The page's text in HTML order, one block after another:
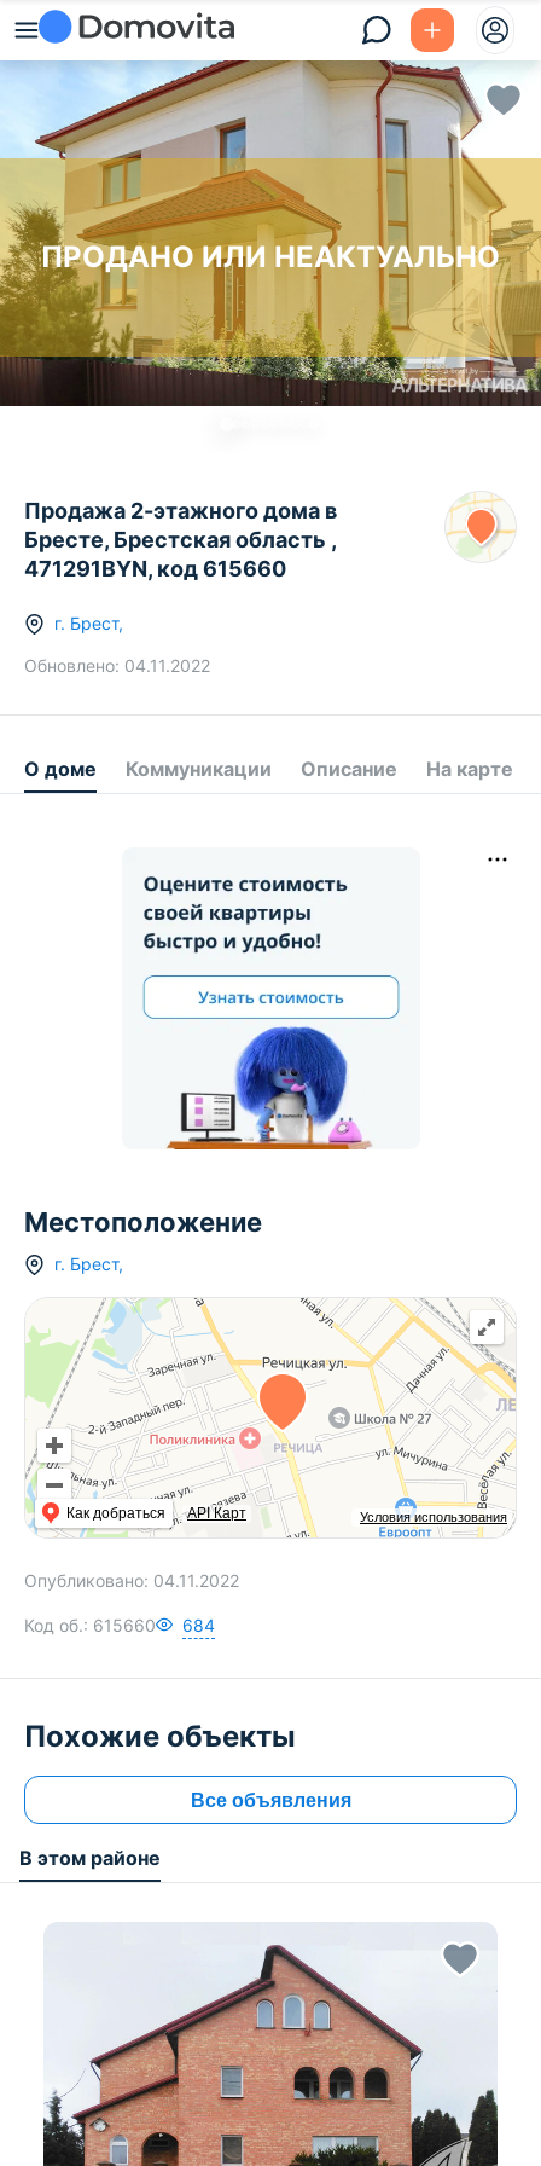
ПРОДАНО ИЛИ НЕАКТУАЛЬНО
Продажа 2-этажного дома в
Бресте, Брестская область ,
471291BYN, код 615660
г. Брест,
Обновлено: 04.11.2022
О доме Коммуникации Описание На карте
Местоположение
г. Брест,
Условия использования
Как добраться API Карт
Опубликовано: 04.11.2022
Код об.: 615660 684
Похожие объекты
Все объявления
В этом районе